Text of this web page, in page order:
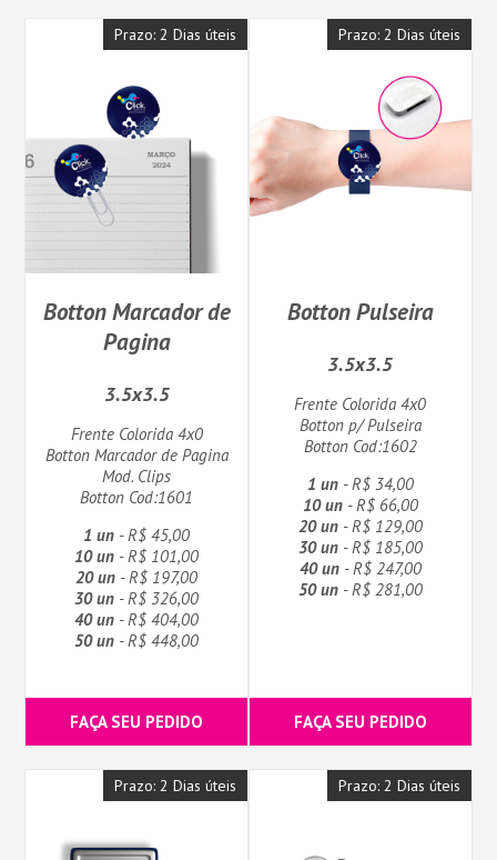
Prazo: 2 Dias úteis
Botton Marcador de
Pagina
3.5x3.5
Frente Colorida 4x0
Botton Marcador de Pagina
Mod. Clips
Botton Cod:1601
1 un - R$ 45,00
10 un - R$ 101,00
20 un - R$ 197,00
30 un - R$ 326,00
40 un - R$ 404,00
50 un - R$ 448,00
FAÇA SEU PEDIDO
Prazo: 2 Dias úteis
Botton Pulseira
3.5x3.5
Frente Colorida 4x0
Botton p/ Pulseira
Botton Cod:1602
1 un- R$ 34,00
10 un- R$ 66,00
20 un- R$ 129,00
30 un- R$ 185,00
40 un- R$ 247,00
50 un- R$ 281,00
FAÇA SEU PEDIDO
Prazo: 2 Dias úteis Prazo: 2 Dias úteis